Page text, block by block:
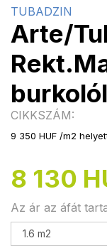
TUBADZIN
Arte/
CIKKSZÁM:
9 350 HUF /m2
8 130
Az ár az áfát